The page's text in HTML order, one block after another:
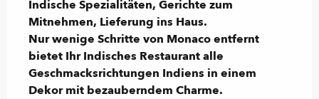
Indische Spezialitäten, Gerichte zum
Mitnehmen, Lieferung ins Haus.
Nur wenige Schritte von Monaco entfernt
bietet Ihr Indisches Restaurant alle
Geschmacksrichtungen Indiens in einem
Dekor mit bezauberndem Charme.